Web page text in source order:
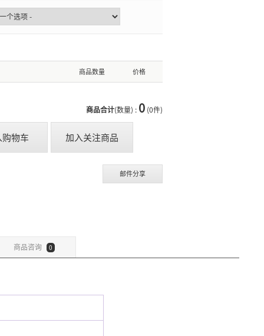
商品数量 价格
商品合计(数量) : 0 (0件)
购物车 加入关注商品
邮件分享
商品咨询 0